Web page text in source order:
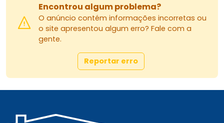
Encontrou algum problema?
O anúncio contém informações incorretas ou
o site apresentou algum erro? Fale com a
gente.
Reportar erro